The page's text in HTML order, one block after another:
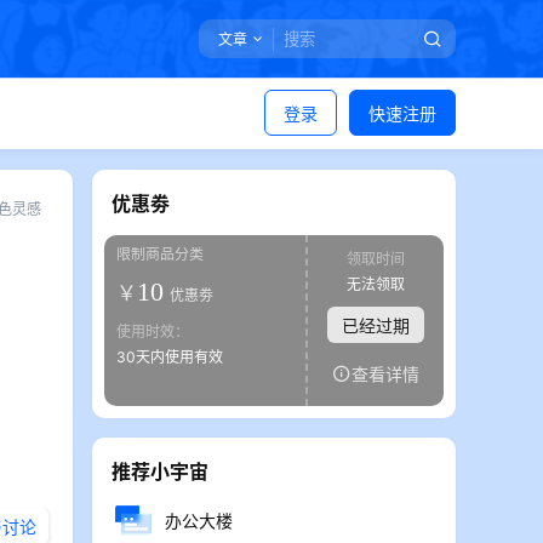
文章
登录 快速注册
灵感
论
优惠劵
限制商品分类
￥ 10 优惠劵
使用时效：
30天内使用有效
领取时间
无法领取
已经过期
查看详情
推荐小宇宙
办公大楼